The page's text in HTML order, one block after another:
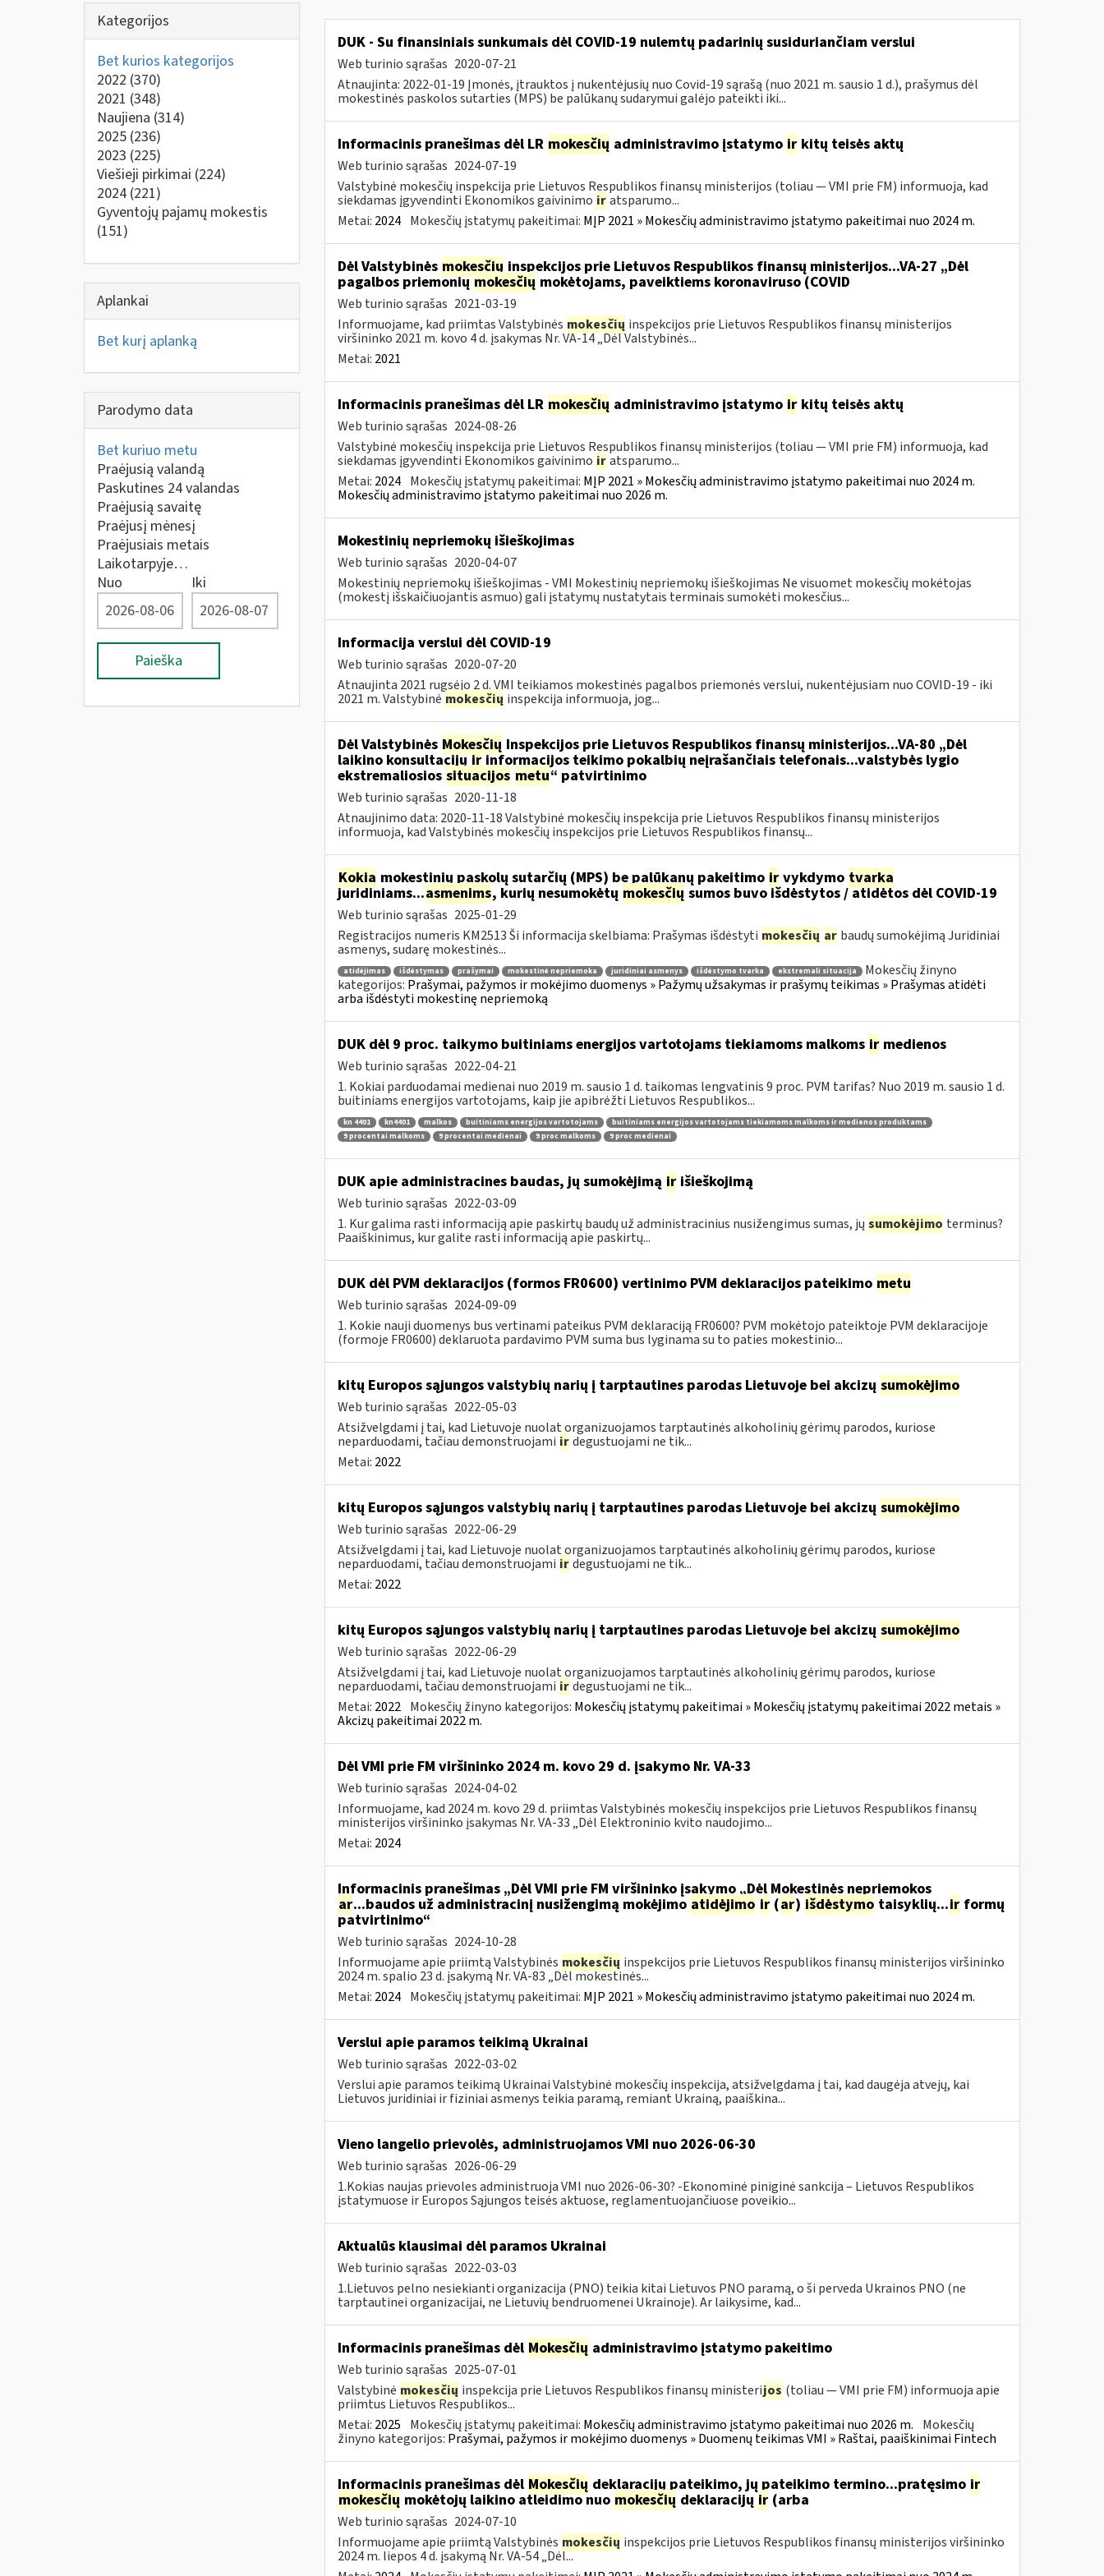
Kategorijos
Bet kurios kategorijos
2022 (370)
2021 (348)
Naujiena (314)
2025 (236)
2023 (225)
Viešieji pirkimai (224)
2024 (221)
Gyventojų pajamų mokestis
(151)
Aplankai
Bet kurį aplanką
Parodymo data
Bet kuriuo metu
Praėjusią valandą
Paskutines 24 valandas
Praėjusią savaitę
Praėjusį mėnesį
Praėjusiais metais
Laikotarpyje…
Nuo
Iki
Paieška
DUK - Su finansiniais sunkumais dėl COVID-19 nulemtų padarinių susiduriančiam verslui
Web turinio sąrašas 2020-07-21
Atnaujinta: 2022-01-19 Įmonės, įtrauktos į nukentėjusių nuo Covid-19 sąrašą (nuo 2021 m. sausio 1 d.), prašymus dėl
mokestinės paskolos sutarties (MPS) be palūkanų sudarymui galėjo pateikti iki...
Informacinis pranešimas dėl LR mokesčių administravimo įstatymo irkitų teisės aktų
Web turinio sąrašas 2024-07-19
Valstybinė mokesčių inspekcija prie Lietuvos Respublikos finansų ministerijos (toliau — VMI prie FM) informuoja, kad
siekdamas įgyvendinti Ekonomikos gaivinimo ir atsparumo...
Metai: 2024 Mokesčių įstatymų pakeitimai: MĮP 2021 » Mokesčių administravimo įstatymo pakeitimai nuo 2024 m.
Dėl Valstybinės mokesčiųinspekcijos prie Lietuvos Respublikos finansų ministerijos...VA-27 „Dėl
pagalbos priemoniųmokesčių mokėtojams, paveiktiems koronaviruso (COVID
Web turinio sąrašas 2021-03-19
Informuojame, kad priimtas Valstybinės mokesčių inspekcijos prie Lietuvos Respublikos finansų ministerijos
viršininko 2021 m. kovo 4 d. įsakymas Nr. VA-14 „Dėl Valstybinės...
Metai: 2021
Informacinis pranešimas dėl LR mokesčių administravimo įstatymo irkitų teisės aktų
Web turinio sąrašas 2024-08-26
Valstybinė mokesčių inspekcija prie Lietuvos Respublikos finansų ministerijos (toliau — VMI prie FM) informuoja, kad
siekdamas įgyvendinti Ekonomikos gaivinimo ir atsparumo...
Metai: 2024 Mokesčių įstatymų pakeitimai: MĮP 2021 » Mokesčių administravimo įstatymo pakeitimai nuo 2024 m.
Mokesčių administravimo įstatymo pakeitimai nuo 2026 m.
Mokestinių nepriemokų išieškojimas
Web turinio sąrašas 2020-04-07
Mokestinių nepriemokų išieškojimas - VMI Mokestinių nepriemokų išieškojimas Ne visuomet mokesčių mokėtojas
(mokestį išskaičiuojantis asmuo) gali įstatymų nustatytais terminais sumokėti mokesčius...
Informacija verslui dėl COVID-19
Web turinio sąrašas 2020-07-20
Atnaujinta 2021 rugsėjo 2 d. VMI teikiamos mokestinės pagalbos priemonės verslui, nukentėjusiam nuo COVID-19 - iki
2021 m. Valstybinė mokesčių inspekcija informuoja, jog...
Dėl Valstybinės Mokesčių Inspekcijos prie Lietuvos Respublikos finansų ministerijos...VA-80 „Dėl
laikino konsultacijųirinformacijos teikimo pokalbių neįrašančiais telefonais...valstybės lygio
ekstremaliosios situacijos metu“ patvirtinimo
Web turinio sąrašas 2020-11-18
Atnaujinimo data: 2020-11-18 Valstybinė mokesčių inspekcija prie Lietuvos Respublikos finansų ministerijos
informuoja, kad Valstybinės mokesčių inspekcijos prie Lietuvos Respublikos finansų...
Kokia mokestinių paskolų sutarčių (MPS) be palūkanų pakeitimo irvykdymo tvarka
juridiniams...asmenims, kurių nesumokėtų mokesčių sumos buvo išdėstytos / atidėtos dėl COVID-19
Web turinio sąrašas 2025-01-29
Registracijos numeris KM2513 Ši informacija skelbiama: Prašymas išdėstyti mokesčių ar baudų sumokėjimą Juridiniai
asmenys, sudarę mokestinės...
atidėjimas išdėstymas prašymai mokestinė nepriemoka juridiniai asmenys išdėstymo tvarka ekstremali situacija
Mokesčių žinyno
kategorijos: Prašymai, pažymos ir mokėjimo duomenys » Pažymų užsakymas ir prašymų teikimas » Prašymas atidėti
arba išdėstyti mokestinę nepriemoką
DUK dėl 9 proc. taikymo buitiniams energijos vartotojams tiekiamoms malkoms irmedienos
Web turinio sąrašas 2022-04-21
1. Kokiai parduodamai medienai nuo 2019 m. sausio 1 d. taikomas lengvatinis 9 proc. PVM tarifas? Nuo 2019 m. sausio 1 d.
buitiniams energijos vartotojams, kaip jie apibrėžti Lietuvos Respublikos...
kn 4401 kn4401 malkos buitiniams energijos vartotojams
buitiniams energijos vartotojams tiekiamoms malkoms ir medienos produktams
9 procentai malkoms
9 procentai medienai 9 proc malkoms 9 proc medienai
DUK apie administracines baudas, jų sumokėjimą irišieškojimą
Web turinio sąrašas 2022-03-09
1. Kur galima rasti informaciją apie paskirtų baudų už administracinius nusižengimus sumas, jų sumokėjimo terminus?
Paaiškinimus, kur galite rasti informaciją apie paskirtų...
DUK dėl PVM deklaracijos (formos FR0600) vertinimo PVM deklaracijos pateikimo metu
Web turinio sąrašas 2024-09-09
1. Kokie nauji duomenys bus vertinami pateikus PVM deklaraciją FR0600? PVM mokėtojo pateiktoje PVM deklaracijoje
(formoje FR0600) deklaruota pardavimo PVM suma bus lyginama su to paties mokestinio...
kitų Europos sąjungos valstybių narių į tarptautines parodas Lietuvoje bei akcizų sumokėjimo
Web turinio sąrašas 2022-05-03
Atsižvelgdami į tai, kad Lietuvoje nuolat organizuojamos tarptautinės alkoholinių gėrimų parodos, kuriose
neparduodami, tačiau demonstruojami ir degustuojami ne tik...
Metai: 2022
kitų Europos sąjungos valstybių narių į tarptautines parodas Lietuvoje bei akcizų sumokėjimo
Web turinio sąrašas 2022-06-29
Atsižvelgdami į tai, kad Lietuvoje nuolat organizuojamos tarptautinės alkoholinių gėrimų parodos, kuriose
neparduodami, tačiau demonstruojami ir degustuojami ne tik...
Metai: 2022
kitų Europos sąjungos valstybių narių į tarptautines parodas Lietuvoje bei akcizų sumokėjimo
Web turinio sąrašas 2022-06-29
Atsižvelgdami į tai, kad Lietuvoje nuolat organizuojamos tarptautinės alkoholinių gėrimų parodos, kuriose
neparduodami, tačiau demonstruojami ir degustuojami ne tik...
Metai: 2022 Mokesčių žinyno kategorijos: Mokesčių įstatymų pakeitimai » Mokesčių įstatymų pakeitimai 2022 metais »
Akcizų pakeitimai 2022 m.
Dėl VMI prie FM viršininko 2024 m. kovo 29 d. įsakymo Nr. VA-33
Web turinio sąrašas 2024-04-02
Informuojame, kad 2024 m. kovo 29 d. priimtas Valstybinės mokesčių inspekcijos prie Lietuvos Respublikos finansų
ministerijos viršininko įsakymas Nr. VA-33 „Dėl Elektroninio kvito naudojimo...
Metai: 2024
Informacinis pranešimas „Dėl VMI prie FM viršininko įsakymo „Dėl Mokestinės nepriemokos
ar...baudos už administracinį nusižengimą mokėjimo atidėjimo ir(ar) išdėstymo taisyklių...irformų
patvirtinimo“
Web turinio sąrašas 2024-10-28
Informuojame apie priimtą Valstybinės mokesčių inspekcijos prie Lietuvos Respublikos finansų ministerijos viršininko
2024 m. spalio 23 d. įsakymą Nr. VA-83 „Dėl mokestinės...
Metai: 2024 Mokesčių įstatymų pakeitimai: MĮP 2021 » Mokesčių administravimo įstatymo pakeitimai nuo 2024 m.
Verslui apie paramos teikimą Ukrainai
Web turinio sąrašas 2022-03-02
Verslui apie paramos teikimą Ukrainai Valstybinė mokesčių inspekcija, atsižvelgdama į tai, kad daugėja atvejų, kai
Lietuvos juridiniai ir fiziniai asmenys teikia paramą, remiant Ukrainą, paaiškina...
Vieno langelio prievolės, administruojamos VMI nuo 2026-06-30
Web turinio sąrašas 2026-06-29
1.Kokias naujas prievoles administruoja VMI nuo 2026-06-30? -Ekonominė piniginė sankcija – Lietuvos Respublikos
įstatymuose ir Europos Sąjungos teisės aktuose, reglamentuojančiuose poveikio...
Aktualūs klausimai dėl paramos Ukrainai
Web turinio sąrašas 2022-03-03
1.Lietuvos pelno nesiekianti organizacija (PNO) teikia kitai Lietuvos PNO paramą, o ši perveda Ukrainos PNO (ne
tarptautinei organizacijai, ne Lietuvių bendruomenei Ukrainoje). Ar laikysime, kad...
Informacinis pranešimas dėl Mokesčių administravimo įstatymo pakeitimo
Web turinio sąrašas 2025-07-01
Valstybinė mokesčių inspekcija prie Lietuvos Respublikos finansų ministerijos (toliau — VMI prie FM) informuoja apie
priimtus Lietuvos Respublikos...
Metai: 2025 Mokesčių įstatymų pakeitimai: Mokesčių administravimo įstatymo pakeitimai nuo 2026 m. Mokesčių
žinyno kategorijos: Prašymai, pažymos ir mokėjimo duomenys » Duomenų teikimas VMI » Raštai, paaiškinimai Fintech
Informacinis pranešimas dėl Mokesčių deklaracijų pateikimo, jų pateikimo termino...pratęsimo ir
mokesčių mokėtojų laikino atleidimo nuo mokesčių deklaracijų ir(arba
Web turinio sąrašas 2024-07-10
Informuojame apie priimtą Valstybinės mokesčių inspekcijos prie Lietuvos Respublikos finansų ministerijos viršininko
2024 m. liepos 4 d. įsakymą Nr. VA-54 „Dėl...